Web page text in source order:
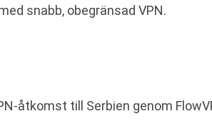
snabb, obegränsad VPN.
åtkomst till Serbien genom